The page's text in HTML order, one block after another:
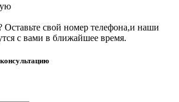
свой номер телефона,и наши
с вами в ближайшее время.